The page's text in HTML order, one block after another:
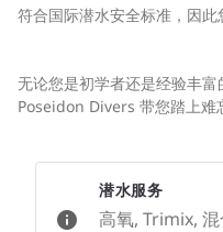
符合国际潜水安全标准，因此
无论您是初学者还是经验丰
Poseidon Divers 带您踏上难
潜水服务
高氧, Trimix,